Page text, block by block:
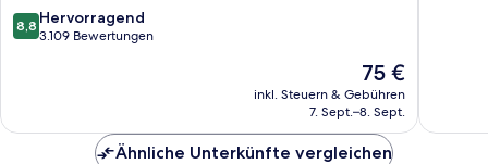
8.8
von
8,8 Hervorragend
3.109 Bewertungen
Der
Preis
beträgt
75 €
inkl. Steuern & Gebühren
7. Sept.–8. Sept.
Ähnliche Unterkünfte vergleichen